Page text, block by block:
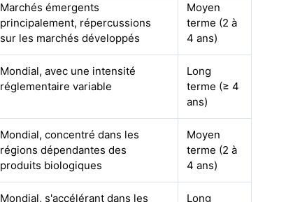
Marchés émergents
principalement, répercussions
sur les marchés développés
Moyen
terme (2 à
4 ans)
Mondial, avec une intensité
réglementaire variable
Long
terme (≥ 4
ans)
Mondial, concentré dans les
régions dépendantes des
produits biologiques
Moyen
terme (2 à
4 ans)
Mondial, s'accélérant dans les Long